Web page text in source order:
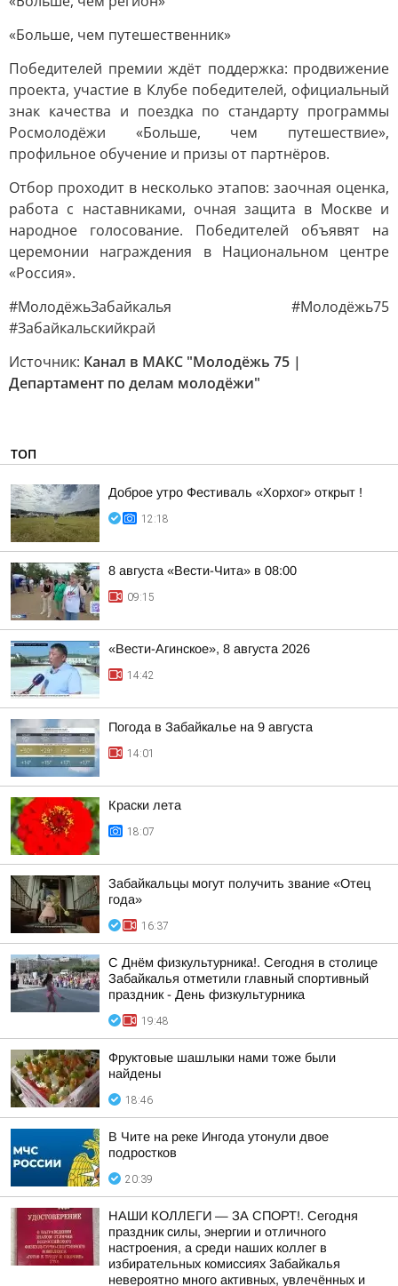
«Больше, чем путешественник»
Победителей премии ждёт поддержка: продвижение
проекта, участие в Клубе победителей, официальный
знак качества и поездка по стандарту программы
Росмолодёжи «Больше, чем путешествие»,
профильное обучение и призы от партнёров.
Отбор проходит в несколько этапов: заочная оценка,
работа с наставниками, очная защита в Москве и
народное голосование. Победителей объявят на
церемонии награждения в Национальном центре
«Россия».
#МолодёжьЗабайкалья #Молодёжь75
#Забайкальскийкрай
Источник: Канал в МАКС "Молодёжь 75 |
Департамент по делам молодёжи"
ТОП
Доброе утро Фестиваль «Хорхог» открыт !
12:18
8 августа «Вести-Чита» в 08:00
09:15
«Вести-Агинское», 8 августа 2026
14:42
Погода в Забайкалье на 9 августа
14:01
Краски лета
18:07
Забайкальцы могут получить звание «Отец
года»
16:37
С Днём физкультурника!. Сегодня в столице
Забайкалья отметили главный спортивный
праздник - День физкультурника
19:48
Фруктовые шашлыки нами тоже были
найдены
18:46
В Чите на реке Ингода утонули двое
подростков
20:39
НАШИ КОЛЛЕГИ — ЗА СПОРТ!. Сегодня
праздник силы, энергии и отличного
настроения, а среди наших коллег в
избирательных комиссиях Забайкалья
невероятно много активных, увлечённых и